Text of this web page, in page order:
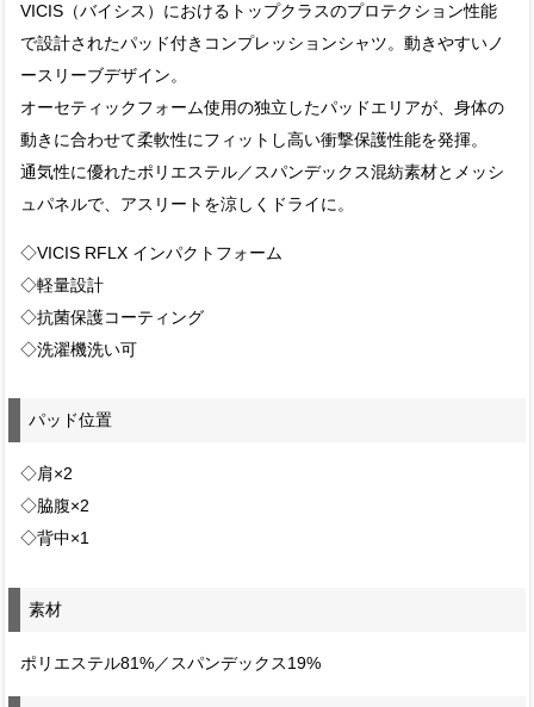
VICIS（バイシス）におけるトップクラスのプロテクション性能
で設計されたパッド付きコンプレッションシャツ。動きやすいノ
ースリーブデザイン。
オーセティックフォーム使用の独立したパッドエリアが、身体の
動きに合わせて柔軟性にフィットし高い衝撃保護性能を発揮。
通気性に優れたポリエステル／スパンデックス混紡素材とメッシ
ュパネルで、アスリートを涼しくドライに。
◇VICIS RFLX インパクトフォーム
◇軽量設計
◇抗菌保護コーティング
◇洗濯機洗い可
パッド位置
◇肩×2
◇脇腹×2
◇背中×1
素材
ポリエステル81%／スパンデックス19%